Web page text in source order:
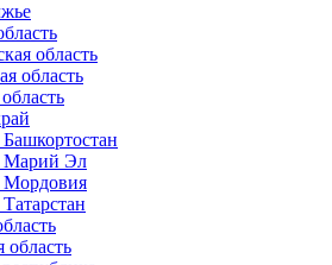
область
область
Марий Эл
Мордовия
область